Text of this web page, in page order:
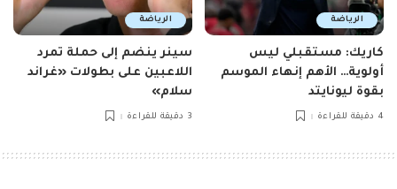
الرياضة
كاريك: مستقبلي ليس
أولوية… الأهم إنهاء الموسم
بقوة ليونايتد
4 دقيقة للقراءة
الرياضة
سينر ينضم إلى حملة تمرد
اللاعبين على بطولات «غراند
سلام»
3 دقيقة للقراءة